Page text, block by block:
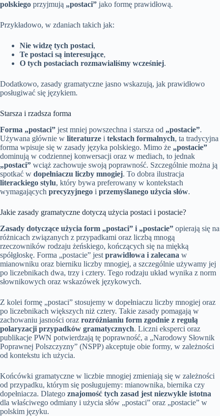
polskiego przyjmują „postaci” jako formę prawidłową.
Przykładowo, w zdaniach takich jak:
Nie widzę tych postaci,
Te postaci są interesujące,
O tych postaciach rozmawialiśmy wcześniej.
Dodatkowo, zasady gramatyczne jasno wskazują, jak prawidłowo
posługiwać się językiem.
Starsza i rzadsza forma
Forma „postaci” jest mniej powszechna i starsza od „postacie”.
Używana głównie w literaturze i tekstach formalnych, ta tradycyjna
forma wpisuje się w zasady języka polskiego. Mimo że „postacie”
dominują w codziennej konwersacji oraz w mediach, to jednak
„postaci” wciąż zachowuje swoją poprawność. Szczególnie można ją
spotkać w dopełniaczu liczby mnogiej. To dobra ilustracja
literackiego stylu, który bywa preferowany w kontekstach
wymagających precyzyjnego i przemyślanego użycia słów.
Jakie zasady gramatyczne dotyczą użycia postaci i postacie?
Zasady dotyczące użycia form „postaci” i „postacie” opierają się na
różnicach związanych z przypadkami oraz liczbą mnogą
rzeczowników rodzaju żeńskiego, kończących się na miękką
spółgłoskę. Forma „postacie” jest prawidłowa i zalecana w
mianowniku oraz bierniku liczby mnogiej, a szczególnie używamy jej
po liczebnikach dwa, trzy i cztery. Tego rodzaju układ wynika z norm
słownikowych oraz wskazówek językowych.
Z kolei formę „postaci” stosujemy w dopełniaczu liczby mnogiej oraz
po liczebnikach większych niż cztery. Takie zasady pomagają w
zachowaniu jasności oraz rozróżnianiu form zgodnie z regułą
polaryzacji przypadków gramatycznych. Liczni eksperci oraz
publikacje PWN potwierdzają tę poprawność, a „Narodowy Słownik
Poprawnej Polszczyzny” (NSPP) akceptuje obie formy, w zależności
od kontekstu ich użycia.
Końcówki gramatyczne w liczbie mnogiej zmieniają się w zależności
od przypadku, którym się posługujemy: mianownika, biernika czy
dopełniacza. Dlatego znajomość tych zasad jest niezwykle istotna
dla właściwego odmiany i użycia słów „postaci” oraz „postacie” w
polskim języku.